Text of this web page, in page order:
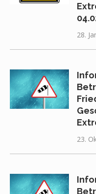
28.
23.